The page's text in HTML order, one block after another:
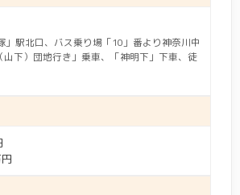
」駅北口、バス乗り場「10」番より神奈川中
下）団地行き」乗車、「神明下」下車、徒